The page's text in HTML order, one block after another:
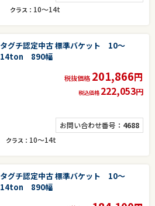
クラス 10～14t
タグチ認定中古 標準バケット 10～
14ton 890幅
税抜価格 201,866円
税込価格 222,053円
お問い合わせ番号： 4688
クラス 10～14t
タグチ認定中古 標準バケット 10～
14ton 890幅